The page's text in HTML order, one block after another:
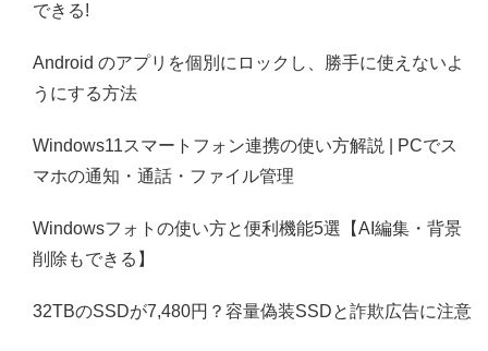
できる!
Android のアプリを個別にロックし、勝手に使えないよ
うにする方法
Windows11スマートフォン連携の使い方解説 | PCでス
マホの通知・通話・ファイル管理
Windowsフォトの使い方と便利機能5選【AI編集・背景
削除もできる】
32TBのSSDが7,480円？容量偽装SSDと詐欺広告に注意